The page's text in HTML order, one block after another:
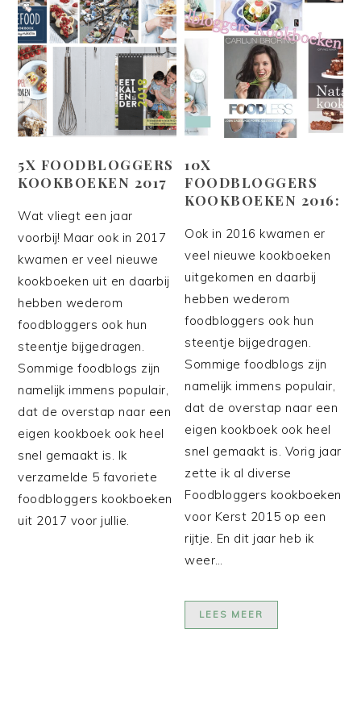
5X FOODBLOGGERS
KOOKBOEKEN 2017
Wat vliegt een jaar
voorbij! Maar ook in 2017
kwamen er veel nieuwe
kookboeken uit en daarbij
hebben wederom
foodbloggers ook hun
steentje bijgedragen.
Sommige foodblogs zijn
namelijk immens populair,
dat de overstap naar een
eigen kookboek ook heel
snel gemaakt is. Ik
verzamelde 5 favoriete
foodbloggers kookboeken
uit 2017 voor jullie.
10X
FOODBLOGGERS
KOOKBOEKEN 2016:
Ook in 2016 kwamen er
veel nieuwe kookboeken
uitgekomen en daarbij
hebben wederom
foodbloggers ook hun
steentje bijgedragen.
Sommige foodblogs zijn
namelijk immens populair,
dat de overstap naar een
eigen kookboek ook heel
snel gemaakt is. Vorig jaar
zette ik al diverse
Foodbloggers kookboeken
voor Kerst 2015 op een
rijtje. En dit jaar heb ik
weer…
LEES MEER